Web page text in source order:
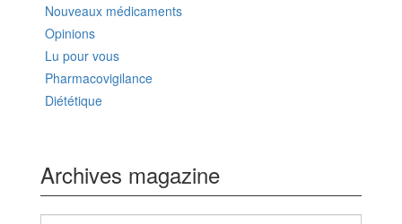
Nouveaux médicaments
Opinions
Lu pour vous
Pharmacovigilance
Diététique
Archives magazine